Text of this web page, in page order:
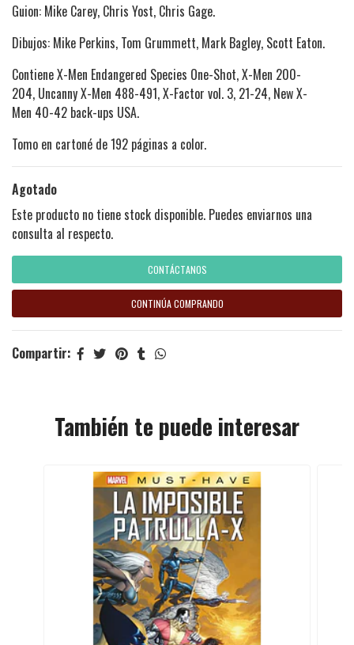
Guion: Mike Carey, Chris Yost, Chris Gage.
Dibujos: Mike Perkins, Tom Grummett, Mark Bagley, Scott Eaton.
Contiene X-Men Endangered Species One-Shot, X-Men 200-
204, Uncanny X-Men 488-491, X-Factor vol. 3, 21-24, New X-
Men 40-42 back-ups USA.
Tomo en cartoné de 192 páginas a color.
Agotado
Este producto no tiene stock disponible. Puedes enviarnos una
consulta al respecto.
CONTÁCTANOS
CONTINÚA COMPRANDO
Compartir:
También te puede interesar